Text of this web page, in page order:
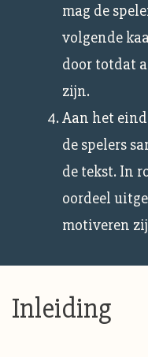
mag de
volgende
door totdat
zijn.
Aan het
de spelers
de tekst. In
oordeel
motiveren
Inleiding